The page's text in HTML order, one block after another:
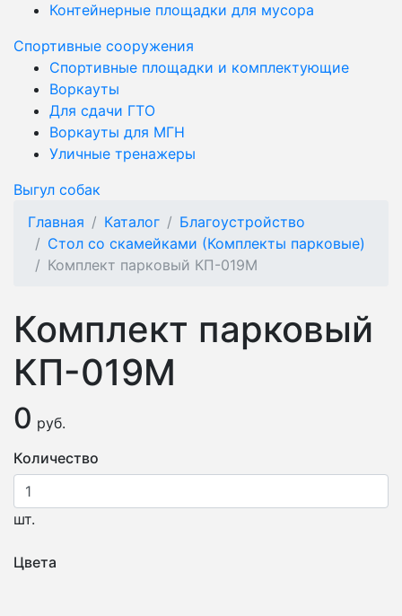
Контейнерные площадки для мусора
Спортивные сооружения
Спортивные площадки и комплектующие
Воркауты
Для сдачи ГТО
Воркауты для МГН
Уличные тренажеры
Выгул собак
Главная
Каталог
Благоустройство
Стол со скамейками (Комплекты парковые)
Комплект парковый КП-019М
Комплект парковый
КП-019М
0 руб.
Количество
шт.
Цвета